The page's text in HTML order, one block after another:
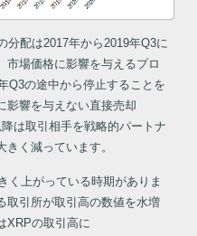
分配は2017年から2019年Q3に
市場価格に影響を与えるプロ
Q3の途中から停止することを
影響を与えない直接売却
は取引相手を戦略的パートナ
く減っています。
く上がっている時期がありま
取引所が取引高の数値を水増
XRPの取引高に